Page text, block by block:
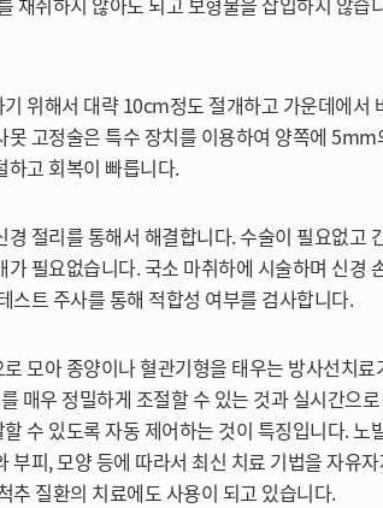
위해서 대략 10cm정도 절개하고 가운데에서
고정술은 특수 장치를 이용하여 양쪽에
하고 회복이 빠릅니다.
절리를 통해서 해결합니다. 수술이 필요없고
필요없습니다. 국소 마취하에 시술하며 신경
스트 주사를 통해 적합성 여부를 검사합니다.
모아 종양이나 혈관기형을 태우는 방사선치료
매우 정밀하게 조절할 수 있는 것과 실시간으
수 있도록 자동 제어하는 것이 특징입니다. 노
부피, 모양 등에 따라서 최신 치료 기법을 자유
추 질환의 치료에도 사용이 되고 있습니다.